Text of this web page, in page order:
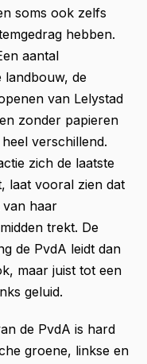
soms ook zelfs
hebben.
aantal
landbouw, de
van Lelystad
zonder papieren
verschillend.
zich de laatste
laat vooral zien dat
van haar
trekt. De
de PvdA leidt dan
maar juist tot een
geluid.
de PvdA is hard
groene, linkse en